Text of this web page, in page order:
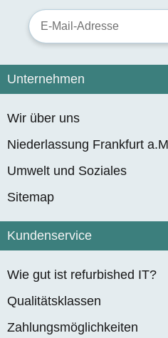
Unternehmen
Wir über uns
Niederlassung Frankfurt
Umwelt und Soziales
Sitemap
Kundenservice
Wie gut ist refurbished IT?
Qualitätsklassen
Zahlungsmöglichkeiten